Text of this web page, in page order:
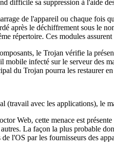
difficile sa suppression à l'aide
de l'appareil ou chaque fois
après le déchiffrement sous le
répertoire. Ces modules
le Trojan vérifie la
mobile infecté sur le serveur des
du Trojan pourra les restaurer
(travail avec les applications), le
Web, cette menace est
La façon la plus probable
l'OS par les fournisseurs des